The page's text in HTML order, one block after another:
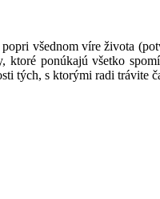
všednom víre života
ponúkajú všetko
tých, s ktorými radi trávite